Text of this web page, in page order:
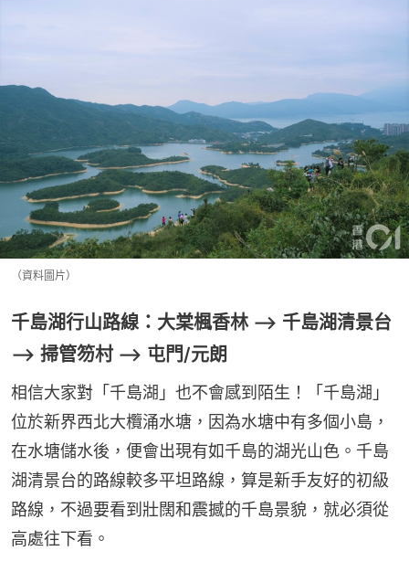
（資料圖片）
千島湖行山路線：大棠楓香林 --> 千島湖清景台
--> 掃管笏村 --> 屯門/元朗
相信大家對「千島湖」也不會感到陌生！「千島湖」
位於新界西北大欖涌水塘，因為水塘中有多個小島，
在水塘儲水後，便會出現有如千島的湖光山色。千島
湖清景台的路線較多平坦路線，算是新手友好的初級
路線，不過要看到壯闊和震撼的千島景貌，就必須從
高處往下看。